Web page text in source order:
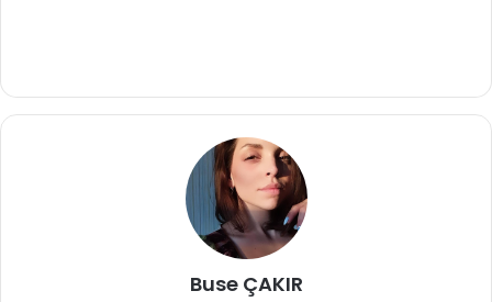
Buse ÇAKIR